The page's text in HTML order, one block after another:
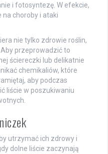
i fotosyntezę. W efekcie,
na choroby i ataki
nie tylko zdrowie roślin,
przeprowadzić to
ściereczki lub delikatnie
chemikaliów, które
aby podczas
liście w poszukiwaniu
utrzymać ich zdrowy i
dolne liście zaczynają